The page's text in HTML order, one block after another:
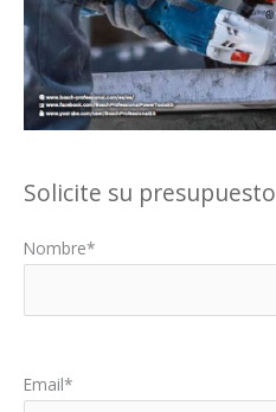
Solicite su presupuesto
Nombre*
Email*